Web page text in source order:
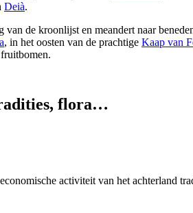
Deià.
de kroonlijst en meandert naar
, in het oosten van de prachtige Kaap van
flora…
activiteit van het achterland